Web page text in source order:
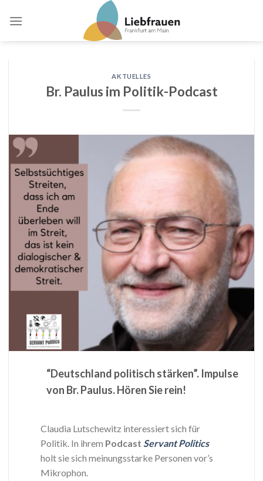
AKTUELLES
Br. Paulus im Politik-Podcast
“Deutschland politisch stärken”. Impulse
von Br. Paulus. Hören Sie rein!
Claudia Lutschewitz interessiert sich für
Politik. In ihrem Podcast Servant Politics
holt sie sich meinungsstarke Personen vor’s
Mikrophon.